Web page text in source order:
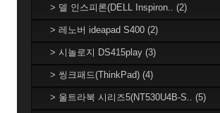
> 델 인스피론(DELL Inspiron.. (2)
> 레노버 ideapad S400 (2)
> 시놀로지 DS415play (3)
> 씽크패드(ThinkPad) (4)
> 울트라북 시리즈5(NT530U4B-S.. (5)